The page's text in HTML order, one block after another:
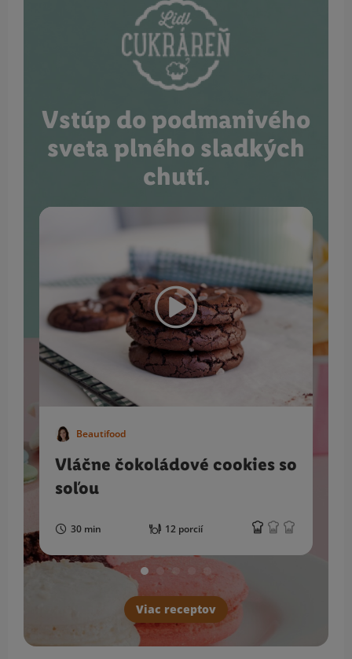
Vstúp do podmanivého
sveta plného sladkých
chutí.
Beautifood
Vláčne čokoládové cookies so
soľou
30 min 12 porcií
Viac receptov